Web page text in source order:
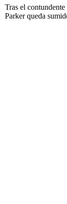
Tras el
Parker queda